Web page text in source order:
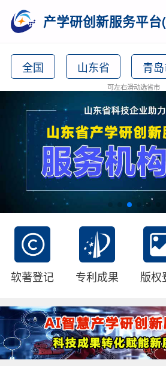
产学研创新服务平台
全国 山东省 青
可左右滑动选省市
软著登记 专利成果 版权